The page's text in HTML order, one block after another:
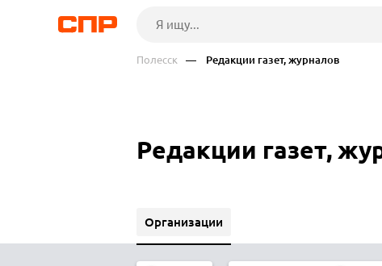
Полесск — Редакции газет, журналов
Редакции газет,
Организации